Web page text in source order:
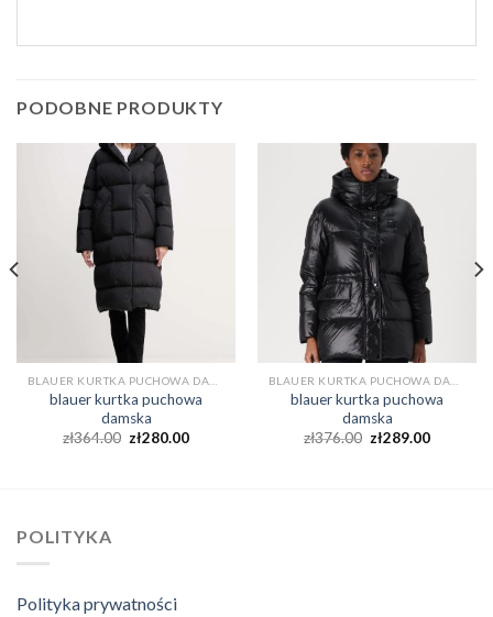
PODOBNE PRODUKTY
blauer kurtka puchowa
damska
zł364.00 zł280.00
blauer kurtka puchowa
damska
zł376.00 zł289.00
POLITYKA
Polityka prywatności